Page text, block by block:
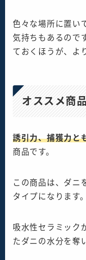
色々な場所に置い
気持ちもあるので
ておくほうが、よ
オススメ商
誘引力、捕獲力と
商品です。
この商品は、ダニ
タイプになります。
吸水性セラミック
たダニの水分を奪